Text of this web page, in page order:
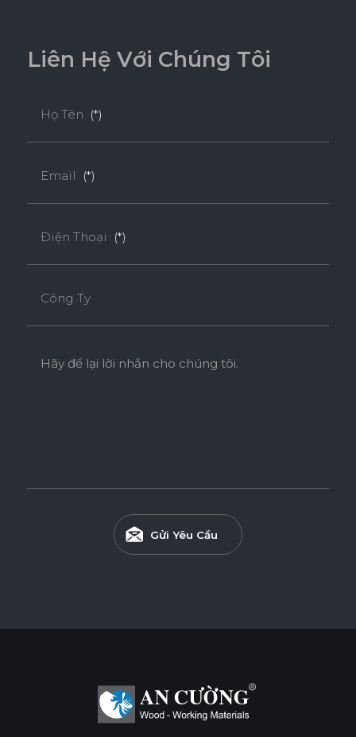
Liên Hệ Với Chúng Tôi
Họ Tên (*)
Email (*)
Điện Thoại (*)
Công Ty
Hãy để lại lời nhắn cho chúng tôi.
Gửi Yêu Cầu